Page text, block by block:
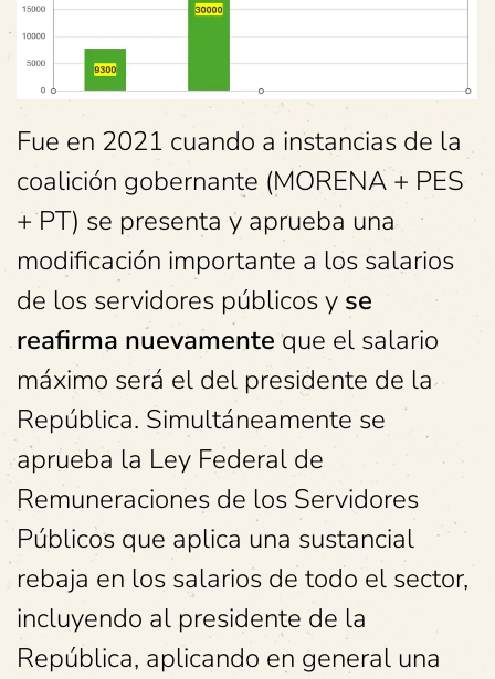
Fue en 2021 cuando a instancias de la
coalición gobernante (MORENA + PES
+ PT) se presenta y aprueba una
modificación importante a los salarios
de los servidores públicos y se
reafirma nuevamente que el salario
máximo será el del presidente de la
República. Simultáneamente se
aprueba la Ley Federal de
Remuneraciones de los Servidores
Públicos que aplica una sustancial
rebaja en los salarios de todo el sector,
incluyendo al presidente de la
República, aplicando en general una